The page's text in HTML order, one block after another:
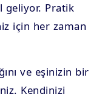
geliyor. Pratik
için her zaman
ve eşinizin bir
Kendinizi